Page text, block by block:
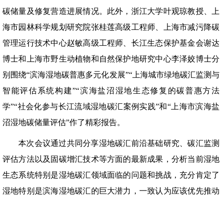
碳储量及修复营造进展情况。此外，浙江大学叶观琼教授、上
海市园林科学规划研究院张桂莲高级工程师、上海市减污降碳
管理运行技术中心赵敏高级工程师、长江生态保护基金会谢达
博士和上海市野生动植物和自然保护地研究中心李泽姣博士分
别围绕“滨海湿地碳普惠多元化发展”“上海城市绿地碳汇监测与
智能评估系统构建”“滨海盐沼湿地生态修复的碳普惠方法
学”“社会化参与长江流域湿地碳汇案例实践”和“上海市滨海盐
沼湿地碳储量评估”作了精彩报告。
本次会议通过共同分享湿地碳汇前沿基础研究、碳汇监测
评估方法以及固碳增汇技术等方面的最新成果，分析当前湿地
生态系统特别是湿地碳汇领域面临的问题和挑战，充分肯定了
湿地特别是滨海湿地碳汇的巨大潜力，一致认为应该优先推动